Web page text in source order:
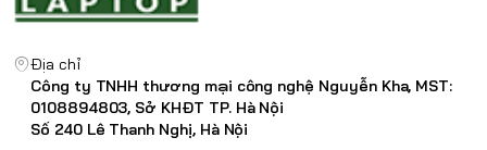
Địa chỉ
Công ty TNHH thương mại công nghệ Nguyễn Kha, MST:
0108894803, Sở KHĐT TP. Hà Nội
Số 240 Lê Thanh Nghị, Hà Nội